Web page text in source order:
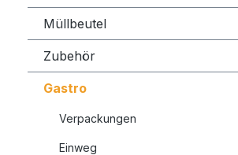
Müllbeutel
Zubehör
Gastro
Verpackungen
Einweg